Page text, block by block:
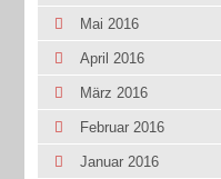
Mai 2016
April 2016
März 2016
Februar 2016
Januar 2016